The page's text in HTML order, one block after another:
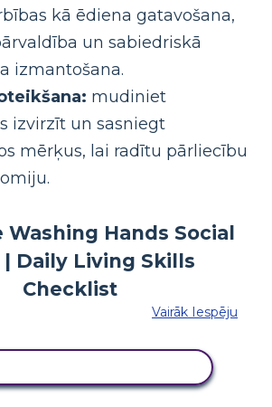
kā ēdiena gatavošana,
un sabiedriskā
izmantošana.
mudiniet
izvirzīt un sasniegt
mērķus, lai radītu pārliecību
Vairāk Iespēju